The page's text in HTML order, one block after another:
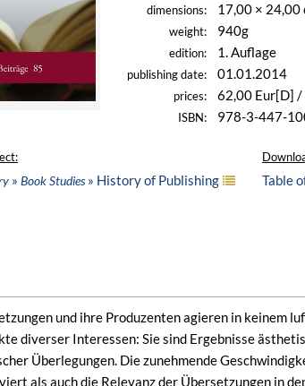
dimensions: 17,00 × 24,00
weight: 940g
edition: 1. Auflage
publishing date: 01.01.2014
prices: 62,00 Eur[D]
ISBN: 978-3-447-
» Book Studies» History of Publishing Table
und ihre Produzenten agieren in keinem
diverser Interessen: Sie sind Ergebnisse
Überlegungen. Die zunehmende
als auch die Relevanz der Übersetzungen in